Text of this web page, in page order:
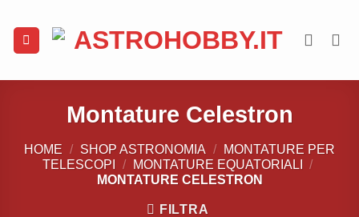
contenuti
Montature Celestron
HOME / SHOP ASTRONOMIA / MONTATURE PER
TELESCOPI / MONTATURE EQUATORIALI /
MONTATURE CELESTRON
FILTRA